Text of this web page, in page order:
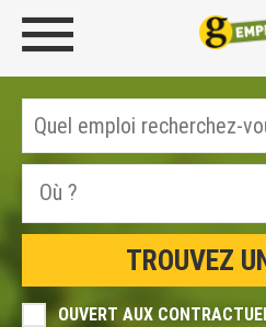
OUVERT AUX